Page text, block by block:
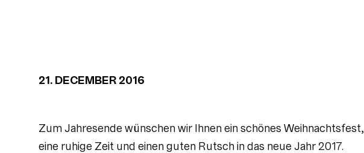
21. DECEMBER 2016
Zum Jahresende wünschen wir Ihnen ein schönes Weihnachtsfest,
eine ruhige Zeit und einen guten Rutsch in das neue Jahr 2017.